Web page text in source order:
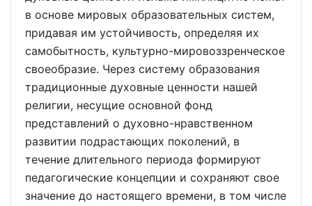
в основе мировых образовательных систем,
придавая им устойчивость, определяя их
самобытность, культурно-мировоззренческое
своеобразие. Через систему образования
традиционные духовные ценности нашей
религии, несущие основной фонд
представлений о духовно-нравственном
развитии подрастающих поколений, в
течение длительного периода формируют
педагогические концепции и сохраняют свое
значение до настоящего времени, в том числе